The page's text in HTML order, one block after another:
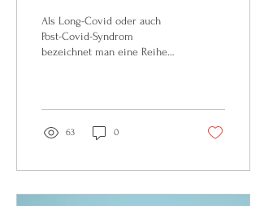
Als Long-Covid oder auch
Post-Covid-Syndrom
bezeichnet man eine Reihe
63 0